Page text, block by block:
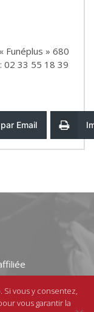
Funéplus » 680
02 33 55 18 39
Email
© IPSO
Si vous y consentez,
vous garantir la